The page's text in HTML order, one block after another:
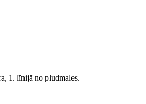
1. līnijā no pludmales.